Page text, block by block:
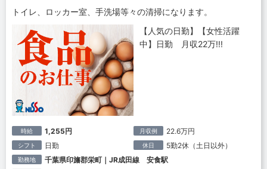
トイレ、ロッカー室、手洗場等々の清掃になります。
【人気の日勤】【女性活躍
中】日勤 月収22万!!!
時給 1,255円 月収例 22.6万円
シフト 日勤 休日 5勤2休（土日以外）
勤務地 千葉県印旛郡栄町｜JR成田線 安食駅